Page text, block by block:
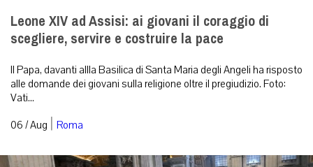
Leone XIV ad Assisi: ai giovani il coraggio di
scegliere, servire e costruire la pace
Il Papa, davanti allla Basilica di Santa Maria degli Angeli ha risposto
alle domande dei giovani sulla religione oltre il pregiudizio. Foto:
Vati...
06 / Aug | Roma